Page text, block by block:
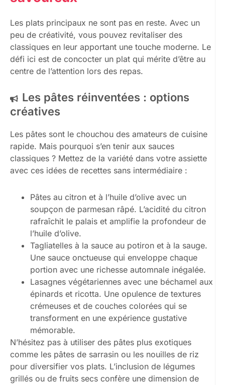
Les plats principaux ne sont pas en reste. Avec un
peu de créativité, vous pouvez revitaliser des
classiques en leur apportant une touche moderne. Le
défi ici est de concocter un plat qui mérite d’être au
centre de l’attention lors des repas.
Les pâtes réinventées : options
créatives
Les pâtes sont le chouchou des amateurs de cuisine
rapide. Mais pourquoi s’en tenir aux sauces
classiques ? Mettez de la variété dans votre assiette
avec ces idées de recettes sans intermédiaire :
Pâtes au citron et à l’huile d’olive avec un
soupçon de parmesan râpé. L’acidité du citron
rafraîchit le palais et amplifie la profondeur de
l’huile d’olive.
Tagliatelles à la sauce au potiron et à la sauge.
Une sauce onctueuse qui enveloppe chaque
portion avec une richesse automnale inégalée.
Lasagnes végétariennes avec une béchamel aux
épinards et ricotta. Une opulence de textures
crémeuses et de couches colorées qui se
transforment en une expérience gustative
mémorable.
N’hésitez pas à utiliser des pâtes plus exotiques
comme les pâtes de sarrasin ou les nouilles de riz
pour diversifier vos plats. L’inclusion de légumes
grillés ou de fruits secs confère une dimension de